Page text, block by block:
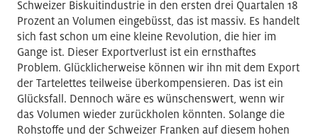
Schweizer Biskuitindustrie in den ersten drei Quartalen 18
Prozent an Volumen eingebüsst, das ist massiv. Es handelt
sich fast schon um eine kleine Revolution, die hier im
Gange ist. Dieser Exportverlust ist ein ernsthaftes
Problem. Glücklicherweise können wir ihn mit dem Export
der Tartelettes teilweise überkompensieren. Das ist ein
Glücksfall. Dennoch wäre es wünschenswert, wenn wir
das Volumen wieder zurückholen könnten. Solange die
Rohstoffe und der Schweizer Franken auf diesem hohen